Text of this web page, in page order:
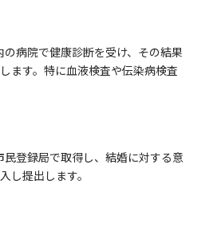
の病院で健康診断を受け、その結果
ます。特に血液検査や伝染病検査
民登録局で取得し、結婚に対する意
し提出します。